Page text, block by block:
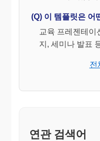
(Q) 이 템플릿은 어
교육 프레젠테이
지, 세미나 발표
전
연관 검색어